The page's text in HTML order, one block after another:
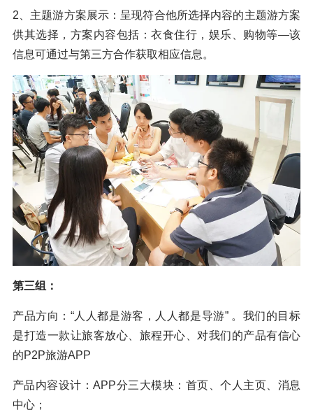
2、主题游方案展示：呈现符合他所选择内容的主题游方案
供其选择，方案内容包括：衣食住行，娱乐、购物等—该
信息可通过与第三方合作获取相应信息。
第三组：
产品方向：“人人都是游客，人人都是导游” 。我们的目标
是打造一款让旅客放心、旅程开心、对我们的产品有信心
的P2P旅游APP
产品内容设计：APP分三大模块：首页、个人主页、消息
中心；